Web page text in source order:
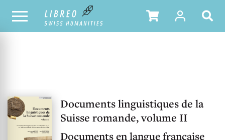
UNSER KATALOG INHALTSVERZEICHNIS
Documents linguistiques de la
Suisse romande, volume II
Documents en langue française